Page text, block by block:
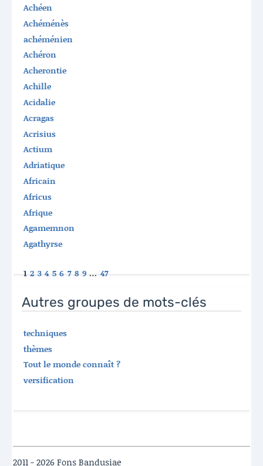
Achéen
Achéménès
achéménien
Achéron
Acherontie
Achille
Acidalie
Acragas
Acrisius
Actium
Adriatique
Africain
Africus
Afrique
Agamemnon
Agathyrse
1 2 3 4 5 6 7 8 9 … 47
Autres groupes de mots-clés
techniques
thèmes
Tout le monde connaît ?
versification
2011 - 2026 Fons Bandusiae